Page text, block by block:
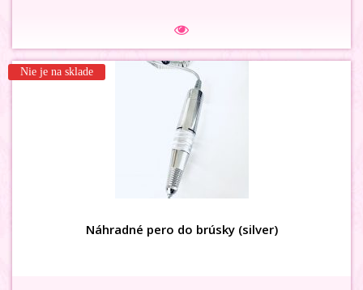
3D MAŠLIČKY holog ružové
Nie je na sklade
Náhradné pero do brúsky (silver)